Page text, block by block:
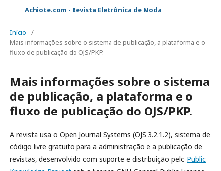
Achiote.com - Revista Eletrônica de Moda
Início
/
Mais informações sobre o sistema de publicação, a plataforma e o
fluxo de publicação do OJS/PKP.
Mais informações sobre o sistema
de publicação, a plataforma e o
fluxo de publicação do OJS/PKP.
A revista usa o Open Journal Systems (OJS 3.2.1.2), sistema de
código livre gratuito para a administração e a publicação de
revistas, desenvolvido com suporte e distribuição pelo Public